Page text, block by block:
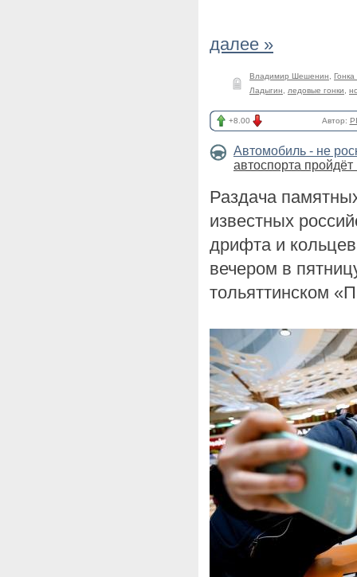
далее »
Владимир Шешенин
Ладыгин
ледовые гонки
+8.00 Автор:
Автомобиль - не
автоспорта пройдёт
Раздача
известных
дрифта и
вечером в
тольяттинском